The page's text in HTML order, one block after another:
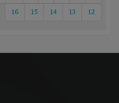
12
13
14
15
16